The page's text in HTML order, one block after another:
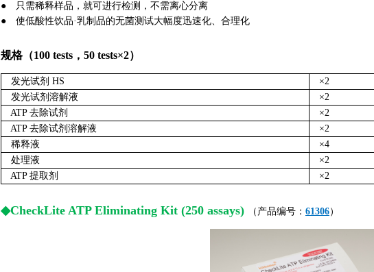
● 只需稀释样品，就可进行检测，不需离心分离
● 使低酸性饮品·乳制品的无菌测试大幅度迅速化、合理化
规格（100 tests，50 tests×2）
发光试剂 HS
×2
发光试剂溶解液
×2
ATP 去除试剂
×2
ATP 去除试剂溶解液
×2
稀释液
×4
处理液
×2
ATP 提取剂
×2
◆CheckLite ATP Eliminating Kit (250 assays) （产品编号： 61306）